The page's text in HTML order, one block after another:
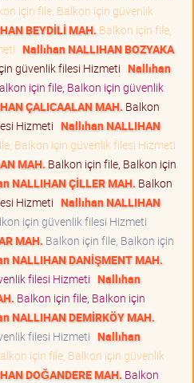
için file, Balkon için güvenlik
BEYDİLİ MAH. Balkon için file,
Nallıhan NALLIHAN BOZYAKA
güvenlik filesi Hizmeti Nallıhan
için file, Balkon için güvenlik
ÇALICAALAN MAH. Balkon
Hizmeti Nallıhan NALLIHAN
Balkon için güvenlik filesi Hizmeti
MAH. Balkon için file, Balkon için
NALLIHAN ÇİLLER MAH. Balkon
Hizmeti Nallıhan NALLIHAN
için güvenlik filesi Hizmeti
MAH. Balkon için file, Balkon için
NALLIHAN DANİŞMENT MAH.
filesi Hizmeti Nallıhan
Balkon için file, Balkon için
NALLIHAN DEMİRKÖY MAH.
filesi Hizmeti Nallıhan
için file, Balkon için güvenlik
DOĞANDERE MAH. Balkon